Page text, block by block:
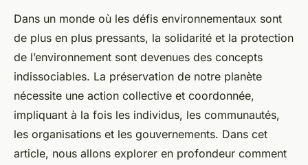
Dans un monde où les défis environnementaux sont
de plus en plus pressants, la solidarité et la protection
de l’environnement sont devenues des concepts
indissociables. La préservation de notre planète
nécessite une action collective et coordonnée,
impliquant à la fois les individus, les communautés,
les organisations et les gouvernements. Dans cet
article, nous allons explorer en profondeur comment